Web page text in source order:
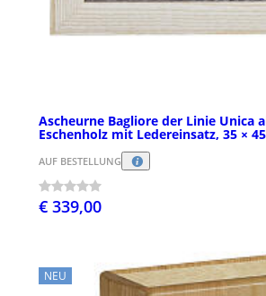
Ascheurne Bagliore der Linie Unica
Eschenholz mit Ledereinsatz, 35 ×
AUF BESTELLUNG
€ 339,00
NEU